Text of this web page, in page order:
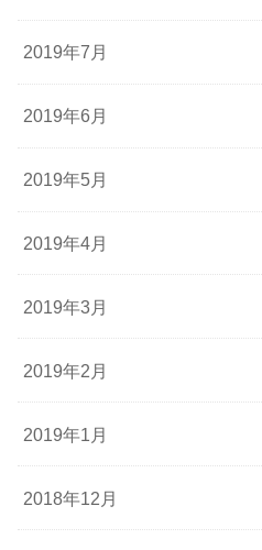
2019年7月
2019年6月
2019年5月
2019年4月
2019年3月
2019年2月
2019年1月
2018年12月